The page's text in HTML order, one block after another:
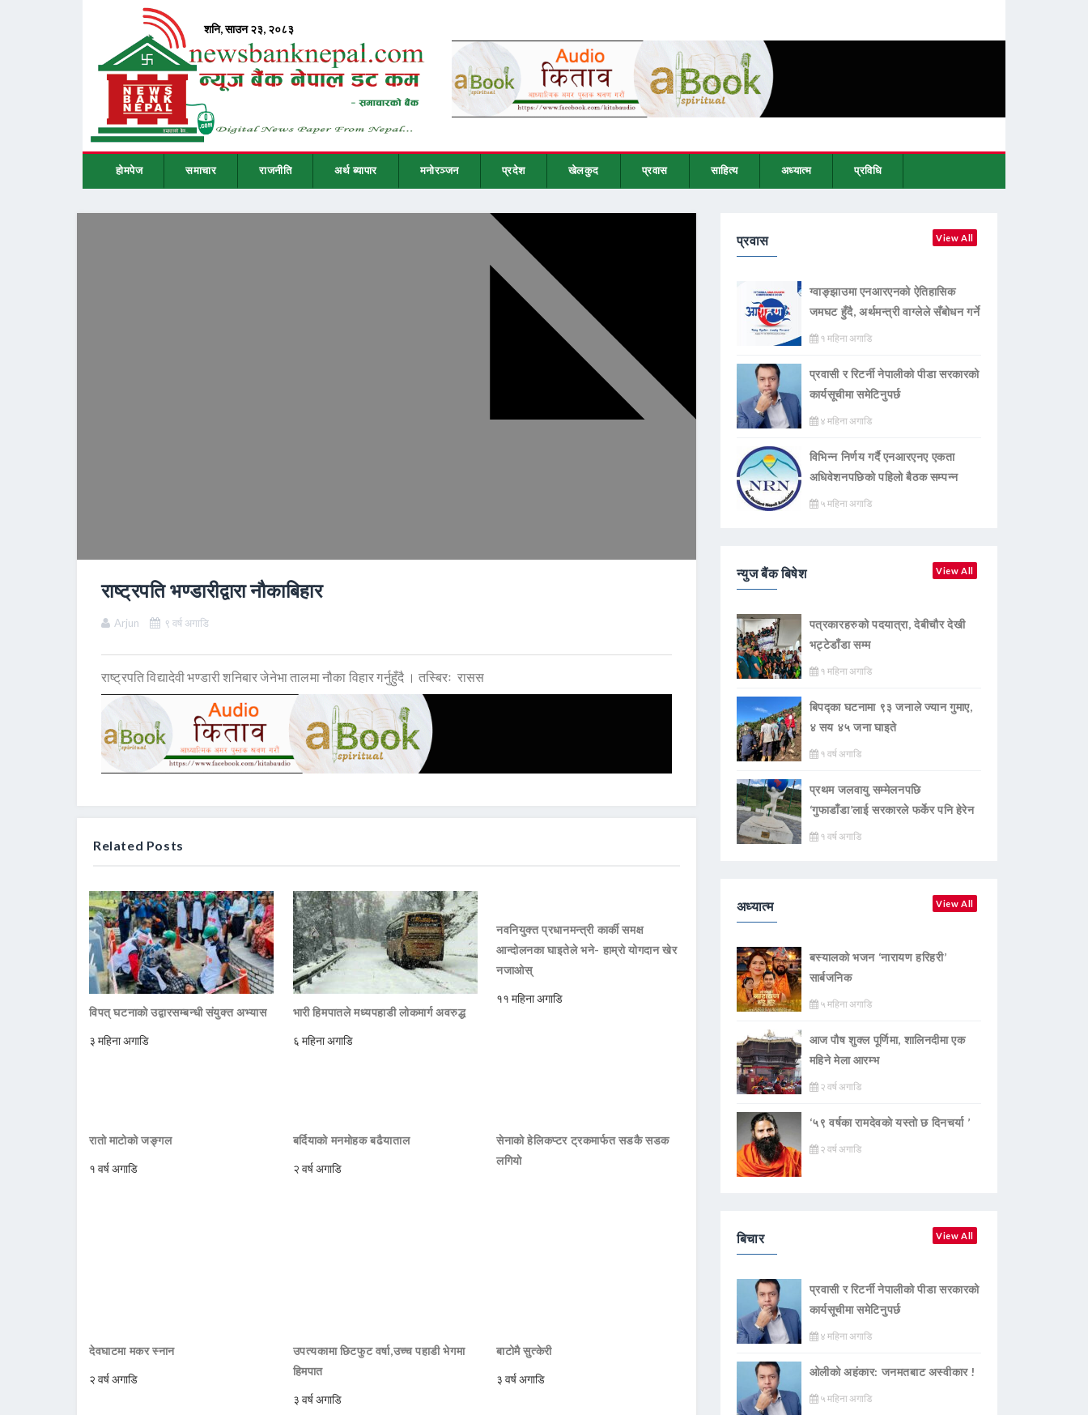
होमपेज समाचार राजनीति अर्थ ब्यापार मनोरञ्जन प्रदेश खेलकुद प्रवास साहित्य अध्यात्म प्रविधि
राष्ट्रपति भण्डारीद्वारा नौकाबिहार
Arjun ९ वर्ष अगाडि
राष्ट्रपति विद्यादेवी भण्डारी शनिबार जेनेभा तालमा नौका विहार गर्नुहुँदै । तस्बिरः रासस
Related Posts
विपत् घटनाको उद्वारसम्बन्धी संयुक्त अभ्यास
३ महिना अगाडि
भारी हिमपातले मध्यपहाडी लोकमार्ग अवरुद्ध
६ महिना अगाडि
नवनियुक्त प्रधानमन्त्री कार्की समक्ष
आन्दोलनका घाइतेले भने- हाम्रो योगदान खेर
नजाओस्
११ महिना अगाडि
रातो माटोको जङ्गल
१ वर्ष अगाडि
बर्दियाको मनमोहक बढैयाताल
२ वर्ष अगाडि
सेनाको हेलिकप्टर ट्रकमार्फत सडकै सडक
लगियो
देवघाटमा मकर स्नान
२ वर्ष अगाडि
उपत्यकामा छिटफुट वर्षा,उच्च पहाडी भेगमा
हिमपात
३ वर्ष अगाडि
बाटोमै सुत्केरी
३ वर्ष अगाडि
प्रवास View All
ग्वाङ्झाउमा एनआरएनको ऐतिहासिक
जमघट हुँदै, अर्थमन्त्री वाग्लेले सँबोधन गर्ने
१ महिना अगाडि
प्रवासी र रिटर्नी नेपालीको पीडा सरकारको
कार्यसूचीमा समेटिनुपर्छ
४ महिना अगाडि
विभिन्न निर्णय गर्दै एनआरएनए एकता
अधिवेशनपछिको पहिलो बैठक सम्पन्न
५ महिना अगाडि
न्युज बैंक बिषेश View All
पत्रकारहरुको पदयात्रा, देबीचौर देखी
भट्टेडाँडा सम्म
१ महिना अगाडि
बिपद्का घटनामा ९३ जनाले ज्यान गुमाए,
४ सय ४५ जना घाइते
१ वर्ष अगाडि
प्रथम जलवायु सम्मेलनपछि
‘गुफाडाँडा’लाई सरकारले फर्केर पनि हेरेन
१ वर्ष अगाडि
अध्यात्म View All
बस्यालको भजन ‘नारायण हरिहरी’
सार्बजनिक
५ महिना अगाडि
आज पौष शुक्ल पूर्णिमा, शालिनदीमा एक
महिने मेला आरम्भ
२ वर्ष अगाडि
‘५९ वर्षका रामदेवकाे यस्ताे छ दिनचर्या ’
२ वर्ष अगाडि
बिचार View All
प्रवासी र रिटर्नी नेपालीको पीडा सरकारको
कार्यसूचीमा समेटिनुपर्छ
४ महिना अगाडि
ओलीको अहंकार: जनमतबाट अस्वीकार !
५ महिना अगाडि